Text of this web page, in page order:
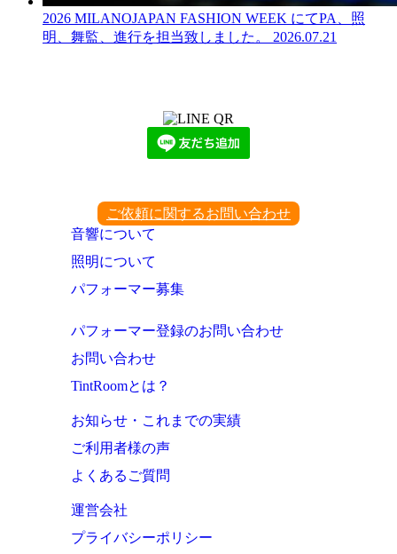
2026 MILANOJAPAN FASHION WEEK にてPA、照
明、舞監、進行を担当致しました。
2026.07.21
ご依頼に関するお問い合わせ
音響について
照明について
パフォーマー募集
パフォーマー登録のお問い合わせ
お問い合わせ
TintRoomとは？
お知らせ・これまでの実績
ご利用者様の声
よくあるご質問
運営会社
プライバシーポリシー